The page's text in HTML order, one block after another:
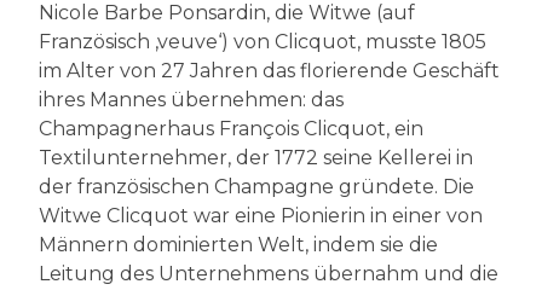
Nicole Barbe Ponsardin, die Witwe (auf
Französisch ‚veuve‘) von Clicquot, musste 1805
im Alter von 27 Jahren das florierende Geschäft
ihres Mannes übernehmen: das
Champagnerhaus François Clicquot, ein
Textilunternehmer, der 1772 seine Kellerei in
der französischen Champagne gründete. Die
Witwe Clicquot war eine Pionierin in einer von
Männern dominierten Welt, indem sie die
Leitung des Unternehmens übernahm und die